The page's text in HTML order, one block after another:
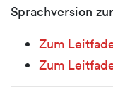
Sprachversion
Zum
Zum